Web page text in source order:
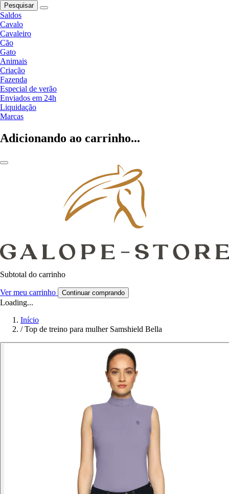
Pesquisar
Saldos
Cavalo
Cavaleiro
Cão
Gato
Animais
Criação
Fazenda
Especial de verão
Enviados em 24h
Liquidação
Marcas
Adicionando ao carrinho...
Subtotal do carrinho
Ver meu carrinho Continuar comprando
Loading...
Início
/ Top de treino para mulher Samshield Bella